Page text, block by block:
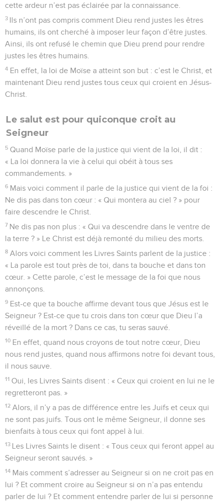
cette ardeur n’est pas éclairée par la connaissance.
3 Ils n’ont pas compris comment Dieu rend justes les êtres
humains, ils ont cherché à imposer leur façon d’être justes.
Ainsi, ils ont refusé le chemin que Dieu prend pour rendre
justes les êtres humains.
4 En effet, la loi de Moïse a atteint son but : c’est le Christ, et
maintenant Dieu rend justes tous ceux qui croient en Jésus-
Christ.
Le salut est pour quiconque croit au
Seigneur
5 Quand Moïse parle de la justice qui vient de la loi, il dit :
« La loi donnera la vie à celui qui obéit à tous ses
commandements. »
6 Mais voici comment il parle de la justice qui vient de la foi :
Ne dis pas dans ton cœur : « Qui montera au ciel ? » pour
faire descendre le Christ.
7 Ne dis pas non plus : « Qui va descendre dans le ventre de
la terre ? » Le Christ est déjà remonté du milieu des morts.
8 Alors voici comment les Livres Saints parlent de la justice :
« La parole est tout près de toi, dans ta bouche et dans ton
cœur. » Cette parole, c’est le message de la foi que nous
annonçons.
9 Est-ce que ta bouche affirme devant tous que Jésus est le
Seigneur ? Est-ce que tu crois dans ton cœur que Dieu l’a
réveillé de la mort ? Dans ce cas, tu seras sauvé.
10 En effet, quand nous croyons de tout notre cœur, Dieu
nous rend justes, quand nous affirmons notre foi devant tous,
il nous sauve.
11 Oui, les Livres Saints disent : « Ceux qui croient en lui ne le
regretteront pas. »
12 Alors, il n’y a pas de différence entre les Juifs et ceux qui
ne sont pas juifs. Tous ont le même Seigneur, il donne ses
bienfaits à tous ceux qui font appel à lui.
13 Les Livres Saints le disent : « Tous ceux qui feront appel au
Seigneur seront sauvés. »
14 Mais comment s’adresser au Seigneur si on ne croit pas en
lui ? Et comment croire au Seigneur si on n’a pas entendu
parler de lui ? Et comment entendre parler de lui si personne